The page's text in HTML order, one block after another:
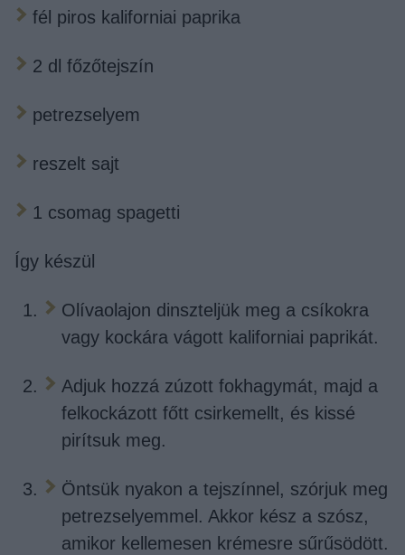
fél piros kaliforniai paprika
2 dl főzőtejszín
petrezselyem
reszelt sajt
1 csomag spagetti
Így készül
Olívaolajon dinszteljük meg a csíkokra
vagy kockára vágott kaliforniai paprikát.
Adjuk hozzá zúzott fokhagymát, majd a
felkockázott főtt csirkemellt, és kissé
pirítsuk meg.
Öntsük nyakon a tejszínnel, szórjuk meg
petrezselyemmel. Akkor kész a szósz,
amikor kellemesen krémesre sűrűsödött.